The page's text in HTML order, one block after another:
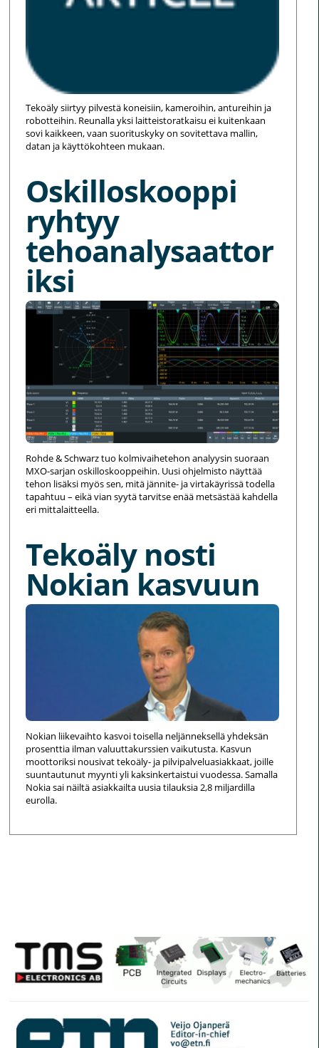
Tekoäly siirtyy pilvestä koneisiin, kameroihin, antureihin ja
robotteihin. Reunalla yksi laitteistoratkaisu ei kuitenkaan
sovi kaikkeen, vaan suorituskyky on sovitettava mallin,
datan ja käyttökohteen mukaan.
Oskilloskooppi
ryhtyy
tehoanalysaattor
iksi
Rohde & Schwarz tuo kolmivaihetehon analyysin suoraan
MXO-sarjan oskilloskooppeihin. Uusi ohjelmisto näyttää
tehon lisäksi myös sen, mitä jännite- ja virtakäyrissä todella
tapahtuu – eikä vian syytä tarvitse enää metsästää kahdella
eri mittalaitteella.
Tekoäly nosti
Nokian kasvuun
Nokian liikevaihto kasvoi toisella neljänneksellä yhdeksän
prosenttia ilman valuuttakurssien vaikutusta. Kasvun
moottoriksi nousivat tekoäly- ja pilvipalveluasiakkaat, joille
suuntautunut myynti yli kaksinkertaistui vuodessa. Samalla
Nokia sai näiltä asiakkailta uusia tilauksia 2,8 miljardilla
eurolla.